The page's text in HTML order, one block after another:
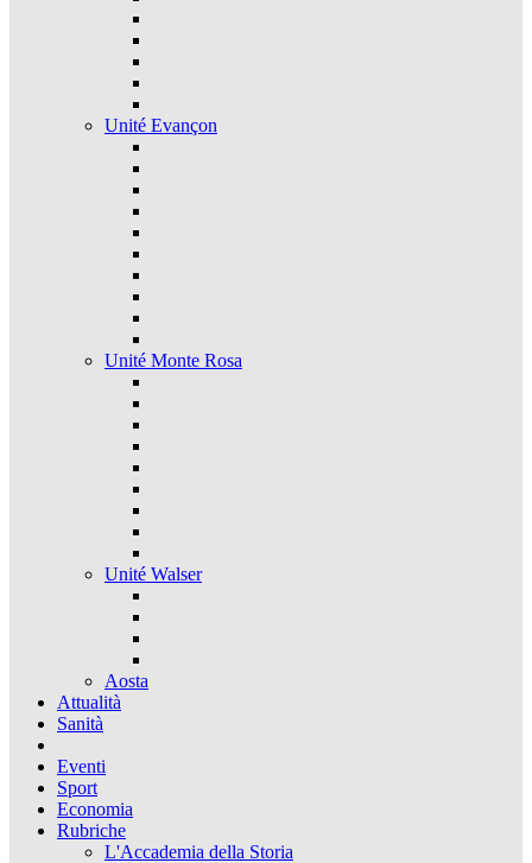
Unité Evançon
Unité Monte Rosa
Unité Walser
Aosta
Attualità
Sanità
Eventi
Sport
Economia
Rubriche
L'Accademia della Storia